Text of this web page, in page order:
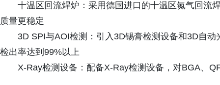
十温区回流焊炉：采用德国进口的十温区氮气回
质量更稳定
3D SPI与AOI检测：引入3D锡膏检测设备和3D自
检出率达到99%以上
X-Ray检测设备：配备X-Ray检测设备，对BGA、